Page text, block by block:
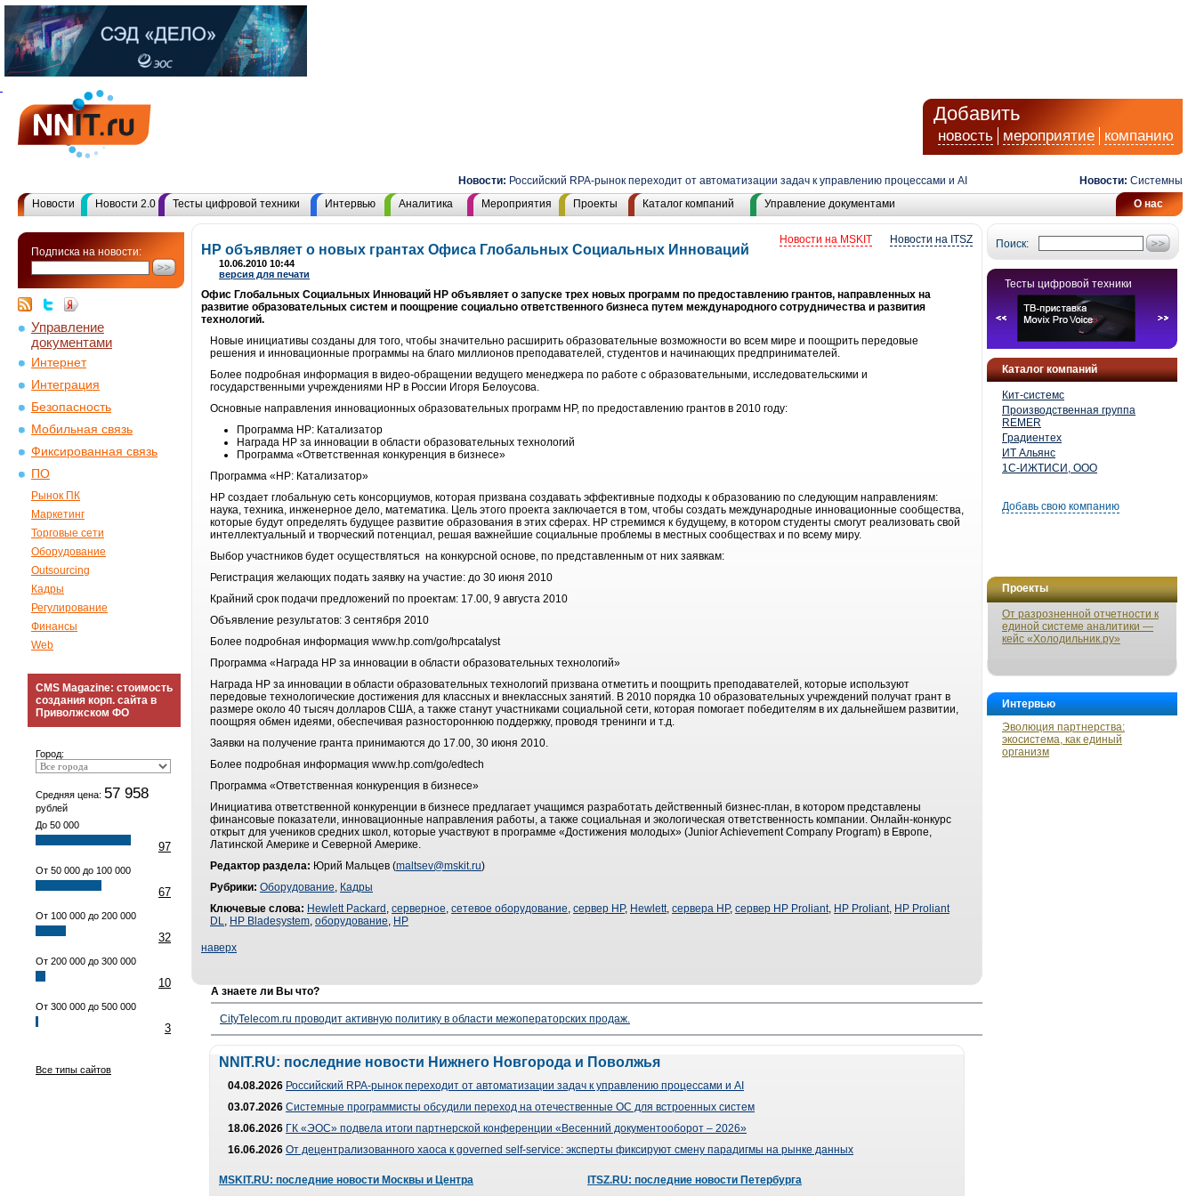
Добавить
новость мероприятие компанию
Новости: Российский RPA-рынок переходит от автоматизации задач к управлению процессами и AI Новости: Системные
О нас
Новости Новости 2.0 Тесты цифровой техники Интервью Аналитика Мероприятия Проекты Каталог компаний Управление документами
Подписка на новости:
Управление
документами
Интернет
Интеграция
Безопасность
Мобильная связь
Фиксированная связь
ПО
Рынок ПК
Маркетинг
Торговые сети
Оборудование
Outsourcing
Кадры
Регулирование
Финансы
Web
CMS Magazine: стоимость
создания корп. сайта в
Приволжском ФО
Город:
Средняя цена: 57 958
рублей
До 50 000
97
От 50 000 до 100 000
67
От 100 000 до 200 000
32
От 200 000 до 300 000
10
От 300 000 до 500 000
3
Все типы сайтов
Поиск:
Тесты цифровой техники
Каталог компаний
Кит-системс
Производственная группа
REMER
Градиентех
ИТ Альянс
1С-ИЖТИСИ, ООО
Добавь свою компанию
Проекты
От разрозненной отчетности к
единой системе аналитики —
кейс «Холодильник.ру»
Интервью
Эволюция партнерства:
экосистема, как единый
организм
Новости на ITSZ
Новости на MSKIT
HP объявляет о новых грантах Офиса Глобальных Социальных Инноваций
10.06.2010 10:44
версия для печати
Офис Глобальных Социальных Инноваций HP объявляет о запуске трех новых программ по предоставлению грантов, направленных на
развитие образовательных систем и поощрение социально ответственного бизнеса путем международного сотрудничества и развития
технологий.
Новые инициативы созданы для того, чтобы значительно расширить образовательные возможности во всем мире и поощрить передовые
решения и инновационные программы на благо миллионов преподавателей, студентов и начинающих предпринимателей.
Более подробная информация в видео-обращении ведущего менеджера по работе с образовательными, исследовательскими и
государственными учреждениями НР в России Игоря Белоусова.
Основные направления инновационных образовательных программ НР, по предоставлению грантов в 2010 году:
Программа НР: Катализатор
Награда НР за инновации в области образовательных технологий
Программа «Ответственная конкуренция в бизнесе»
Программа «НР: Катализатор»
НР создает глобальную сеть консорциумов, которая призвана создавать эффективные подходы к образованию по следующим направлениям:
наука, техника, инженерное дело, математика. Цель этого проекта заключается в том, чтобы создать международные инновационные сообщества,
которые будут определять будущее развитие образования в этих сферах. HP стремимся к будущему, в котором студенты смогут реализовать свой
интеллектуальный и творческий потенциал, решая важнейшие социальные проблемы в местных сообществах и по всему миру.
Выбор участников будет осуществляться на конкурсной основе, по представленным от них заявкам:
Регистрация желающих подать заявку на участие: до 30 июня 2010
Крайний срок подачи предложений по проектам: 17.00, 9 августа 2010
Объявление результатов: 3 сентября 2010
Более подробная информация www.hp.com/go/hpcatalyst
Программа «Награда НР за инновации в области образовательных технологий»
Награда НР за инновации в области образовательных технологий призвана отметить и поощрить преподавателей, которые используют
передовые технологические достижения для классных и внеклассных занятий. В 2010 порядка 10 образовательных учреждений получат грант в
размере около 40 тысяч долларов США, а также станут участниками социальной сети, которая помогает победителям в их дальнейшем развитии,
поощряя обмен идеями, обеспечивая разностороннюю поддержку, проводя тренинги и т.д.
Заявки на получение гранта принимаются до 17.00, 30 июня 2010.
Более подробная информация www.hp.com/go/edtech
Программа «Ответственная конкуренция в бизнесе»
Инициатива ответственной конкуренции в бизнесе предлагает учащимся разработать действенный бизнес-план, в котором представлены
финансовые показатели, инновационные направления работы, а также социальная и экологическая ответственность компании. Онлайн-конкурс
открыт для учеников средних школ, которые участвуют в программе «Достижения молодых» (Junior Achievement Company Program) в Европе,
Латинской Америке и Северной Америке.
Редактор раздела: Юрий Мальцев (maltsev@mskit.ru)
Рубрики: Оборудование, Кадры
Ключевые слова: Hewlett Packard , серверное, сетевое оборудование, сервер HP, Hewlett, сервера HP, сервер HP Proliant, HP Proliant, HP Proliant
DL, HP Bladesystem, оборудование, HP
наверх
А знаете ли Вы что?
CityTelecom.ru проводит активную политику в области межоператорских продаж.
NNIT.RU: последние новости Нижнего Новгорода и Поволжья
04.08.2026 Российский RPA-рынок переходит от автоматизации задач к управлению процессами и AI
03.07.2026 Системные программисты обсудили переход на отечественные ОС для встроенных систем
18.06.2026 ГК «ЭОС» подвела итоги партнерской конференции «Весенний документооборот – 2026»
16.06.2026 От децентрализованного хаоса к governed self-service: эксперты фиксируют смену парадигмы на рынке данных
MSKIT.RU: последние новости Москвы и Центра ITSZ.RU: последние новости Петербурга